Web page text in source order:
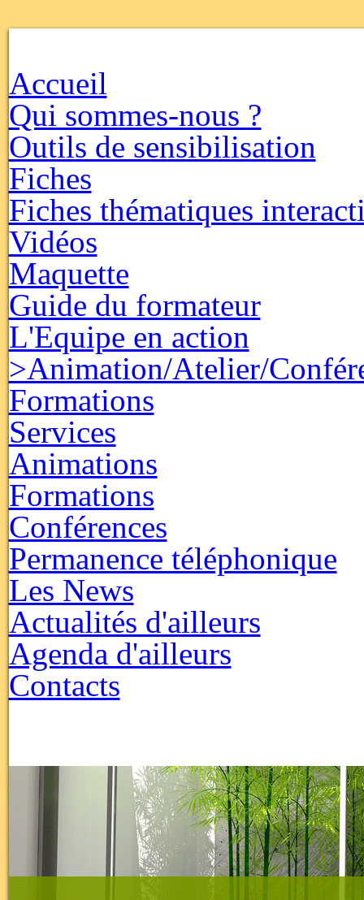
Accueil
Qui sommes-nous ?
Outils de sensibilisation
Fiches
Fiches thématiques
Vidéos
Maquette
Guide du formateur
L'Equipe en action
>Animation/Atelier/
Formations
Services
Animations
Formations
Conférences
Permanence téléphonique
Les News
Actualités d'ailleurs
Agenda d'ailleurs
Contacts